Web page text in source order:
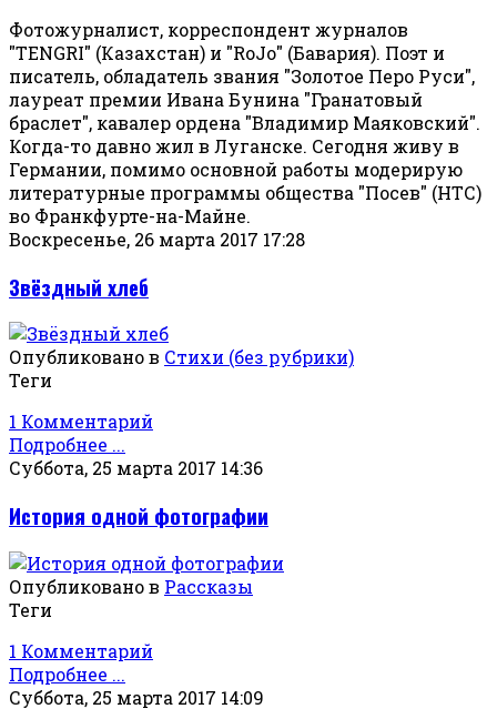
Фотожурналист, корреспондент журналов
"TENGRI" (Казахстан) и "RoJo" (Бавария). Поэт и
писатель, обладатель звания "Золотое Перо Руси",
лауреат премии Ивана Бунина "Гранатовый
браслет", кавалер ордена "Владимир Маяковский".
Когда-то давно жил в Луганске. Сегодня живу в
Германии, помимо основной работы модерирую
литературные программы общества "Посев" (НТС)
во Франкфурте-на-Майне.
Воскресенье, 26 марта 2017 17:28
Звёздный хлеб
Опубликовано в Стихи (без рубрики)
Теги
1 Комментарий
Подробнее ...
Суббота, 25 марта 2017 14:36
История одной фотографии
Опубликовано в Рассказы
Теги
1 Комментарий
Подробнее ...
Суббота, 25 марта 2017 14:09